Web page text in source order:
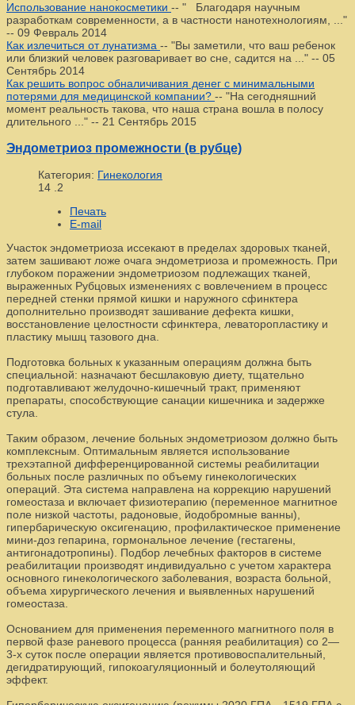
Использование нанокосметики -- " Благодаря научным
разработкам современности, а в частности нанотехнологиям, ..."
-- 09 Февраль 2014
Как излечиться от лунатизма -- "Вы заметили, что ваш ребенок
или близкий человек разговаривает во сне, садится на ..." -- 05
Сентябрь 2014
Как решить вопрос обналичивания денег с минимальными
потерями для медицинской компании? -- "На сегодняшний
момент реальность такова, что наша страна вошла в полосу
длительного ..." -- 21 Сентябрь 2015
Эндометриоз промежности (в рубце)
Категория: Гинекология
14 .2
Печать
E-mail
Участок эндометриоза иссекают в пределах здоровых тканей,
затем зашивают ложе очага эндометриоза и промежность. При
глубоком поражении эндометриозом подлежащих тканей,
выраженных Рубцовых изменениях с вовлечением в процесс
передней стенки прямой кишки и наружного сфинктера
дополнительно производят зашивание дефекта кишки,
восстановление целостности сфинктера, леваторопластику и
пластику мышц тазового дна.
Подготовка больных к указанным операциям должна быть
специальной: назначают бесшлаковую диету, тщательно
подготавливают желудочно-кишечный тракт, применяют
препараты, способствующие санации кишечника и задержке
стула.
Таким образом, лечение больных эндометриозом должно быть
комплексным. Оптимальным является использование
трехэтапной дифференцированной системы реабилитации
больных после различных по объему гинекологических
операций. Эта система направлена на коррекцию нарушений
гомеостаза и включает физиотерапию (переменное магнитное
поле низкой частоты, радоновые, йодобромные ванны),
гипербарическую оксигенацию, профилактическое применение
мини-доз гепарина, гормональное лечение (гестагены,
антигонадотропины). Подбор лечебных факторов в системе
реабилитации производят индивидуально с учетом характера
основного гинекологического заболевания, возраста больной,
объема хирургического лечения и выявленных нарушений
гомеостаза.
Основанием для применения переменного магнитного поля в
первой фазе раневого процесса (ранняя реабилитация) со 2—
3-х суток после операции является противовоспалительный,
дегидратирующий, гипокоагуляционный и болеутоляющий
эффект.